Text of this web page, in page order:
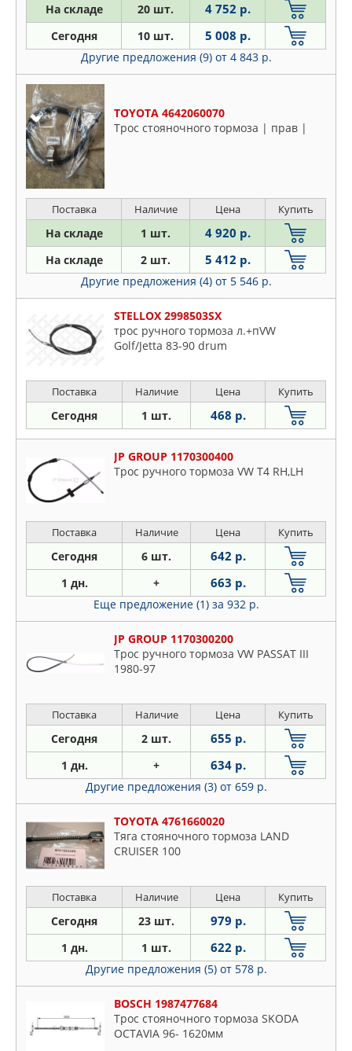
OPEL
OSSCA
PARTS MALL
PATRON
PEUGEOT
QUATTRO FRENI
RENAULT
SAT
SSANGYONG
STELLOX
SUBARU
SUZUKI
SWAG
TRW
ZEKKERT
ZIKMAR
Лада
На складе 20 шт. 4 752 р.
Сегодня 10 шт. 5 008 р.
Другие предложения (9) от 4 843 р.
TOYOTA 4642060070
Трос стояночного тормоза | прав |
Поставка Наличие Цена Купить
На складе 1 шт. 4 920 р.
На складе 2 шт. 5 412 р.
Другие предложения (4) от 5 546 р.
STELLOX 2998503SX
трос ручного тормоза л.+пVW
Golf/Jetta 83-90 drum
Поставка Наличие Цена Купить
Сегодня 1 шт. 468 р.
JP GROUP 1170300400
Трос ручного тормоза VW T4 RH,LH
Поставка Наличие Цена Купить
Сегодня 6 шт. 642 р.
1 дн. + 663 р.
Еще предложение (1) за 932 р.
JP GROUP 1170300200
Трос ручного тормоза VW PASSAT III
1980-97
Поставка Наличие Цена Купить
Сегодня 2 шт. 655 р.
1 дн. + 634 р.
Другие предложения (3) от 659 р.
TOYOTA 4761660020
Тяга стояночного тормоза LAND
CRUISER 100
Поставка Наличие Цена Купить
Сегодня 23 шт. 979 р.
1 дн. 1 шт. 622 р.
Другие предложения (5) от 578 р.
BOSCH 1987477684
Трос стояночного тормоза SKODA
OCTAVIA 96- 1620мм